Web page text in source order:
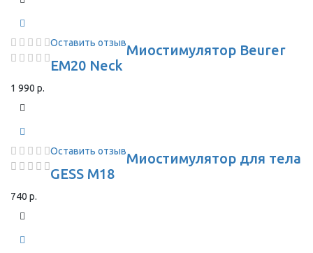
Оставить отзывМиостимулятор Beurer
EM20 Neck
1 990 р.
Оставить отзывМиостимулятор для тела
GESS M18
740 р.